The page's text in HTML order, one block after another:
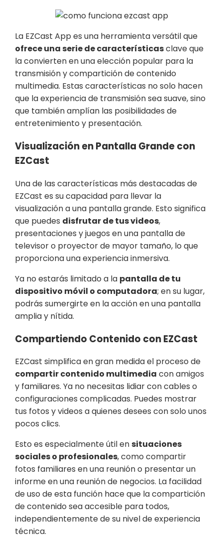
La EZCast App es una herramienta versátil que
ofrece una serie de característicasclave que
la convierten en una elección popular para la
transmisión y compartición de contenido
multimedia. Estas características no solo hacen
que la experiencia de transmisión sea suave, sino
que también amplían las posibilidades de
entretenimiento y presentación.
Visualización en Pantalla Grande con
EZCast
Una de las características más destacadas de
EZCast es su capacidad para llevar la
visualización a una pantalla grande. Esto significa
que puedes disfrutar de tus videos,
presentaciones y juegos en una pantalla de
televisor o proyector de mayor tamaño, lo que
proporciona una experiencia inmersiva.
Ya no estarás limitado a la pantalla de tu
dispositivo móvil o computadora; en su lugar,
podrás sumergirte en la acción en una pantalla
amplia y nítida.
Compartiendo Contenido con EZCast
EZCast simplifica en gran medida el proceso de
compartir contenido multimedia con amigos
y familiares. Ya no necesitas lidiar con cables o
configuraciones complicadas. Puedes mostrar
tus fotos y videos a quienes desees con solo unos
pocos clics.
Esto es especialmente útil ensituaciones
sociales o profesionales, como compartir
fotos familiares en una reunión o presentar un
informe en una reunión de negocios. La facilidad
de uso de esta función hace que la compartición
de contenido sea accesible para todos,
independientemente de su nivel de experiencia
técnica.